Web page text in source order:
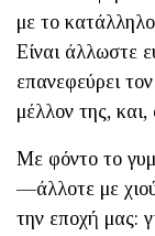
με το
Είναι άλλωστε
επανεφεύρει
μέλλον της,
Με φόντο το
—άλλοτε με
την εποχή μας: